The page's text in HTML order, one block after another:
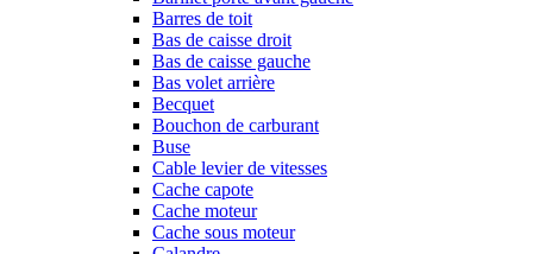
Barres de toit
Bas de caisse droit
Bas de caisse gauche
Bas volet arrière
Becquet
Bouchon de carburant
Buse
Cable levier de vitesses
Cache capote
Cache moteur
Cache sous moteur